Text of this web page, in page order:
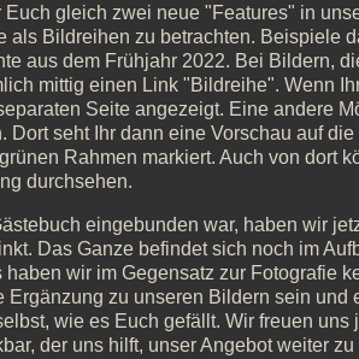
Euch gleich zwei neue "Features" in
als Bildreihen zu betrachten. Beispiele
aus dem Frühjahr 2022. Bei Bildern,
mittig einen Link "Bildreihe". Wenn
Seite angezeigt. Eine andere
Dort seht Ihr dann eine Vorschau auf
Rahmen markiert. Auch von dort
durchsehen.
eingebunden war, haben wir
Das Ganze befindet sich noch im
haben wir im Gegensatz zur Fotografie
zu unseren Bildern sein und
wie es Euch gefällt. Wir freuen
der uns hilft, unser Angebot weiter zu